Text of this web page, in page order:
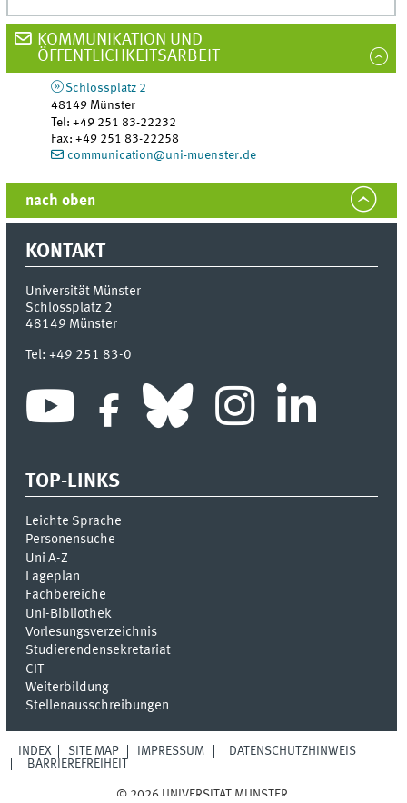
KOMMUNIKATION UND
ÖFFENTLICHKEITSARBEIT
Schlossplatz 2
48149 Münster
Tel:+49 251 83-22232
Fax:+49 251 83-22258
communication@uni-muenster.de
nach oben
KONTAKT
Universität Münster
Schlossplatz 2
48149 Münster
Tel:+49 251 83-0
TOP-LINKS
Leichte Sprache
Personensuche
Uni A-Z
Lageplan
Fachbereiche
Uni-Bi­bli­o­thek
Vor­le­sungs­ver­zeich­nis
Stu­die­ren­den­se­kre­ta­ri­at
CIT
Weiterbildung
Stellenausschreibungen
INDEX SITE MAP IMPRESSUM
DATENSCHUTZHINWEIS
BARRIEREFREIHEIT
© 2026 UNIVERSITÄT MÜNSTER